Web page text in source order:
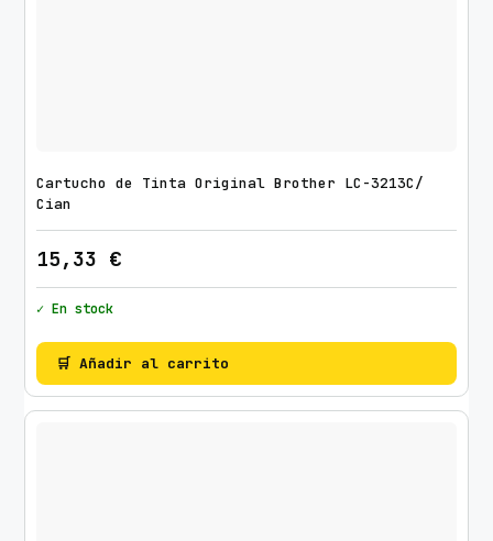
Cartucho de Tinta Original Brother LC-3213C/
Cian
15,33 €
✓ En stock
🛒 Añadir al carrito